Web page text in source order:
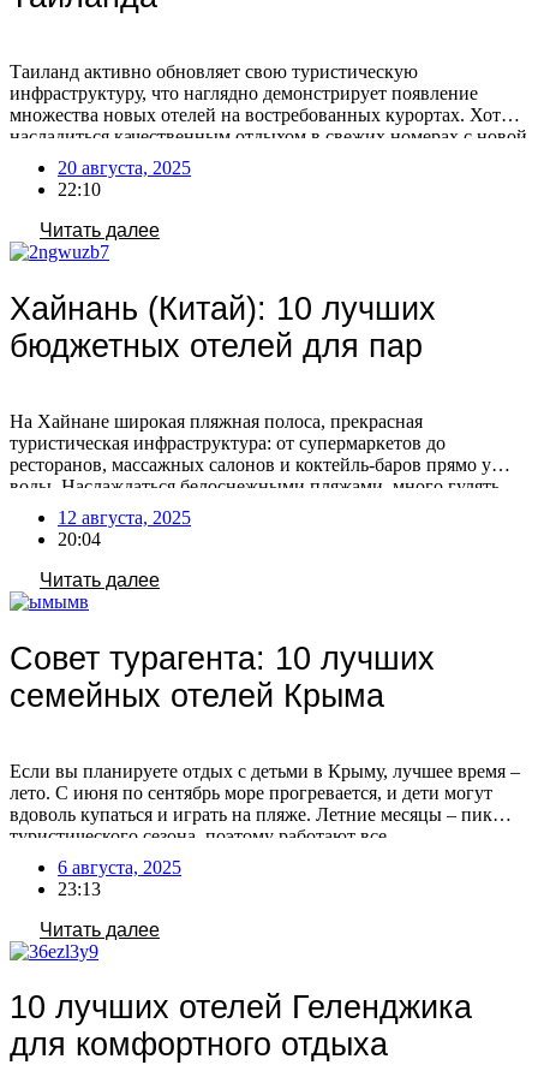
Таиланд активно обновляет свою туристическую
инфраструктуру, что наглядно демонстрирует появление
множества новых отелей на востребованных курортах. Хотите
насладиться качественным отдыхом в свежих номерах с новой
техникой и современными интерьерами по отличной цене?
Предлагаем 10 новых недорогих отелей Таиланда по
отличной цене. Паттайя 1. LHC Hotel & Resort 4* Отель
открыт в 2023 году. Состоит из […]
20 августа, 2025
22:10
Читать далее
Хайнань (Китай): 10 лучших
бюджетных отелей для пар
На Хайнане широкая пляжная полоса, прекрасная
туристическая инфраструктура: от супермаркетов до
ресторанов, массажных салонов и коктейль-баров прямо у
воды. Наслаждаться белоснежными пляжами, много гулять,
есть свежие морепродукты и спелые фрукты со своей второй
половинкой, а вечером устроить романтический ужин. Чем не
рай для двоих? Мы подготовили для вас 10 отличных отелей
для романтического и незабываемого […]
12 августа, 2025
20:04
Читать далее
Совет турагента: 10 лучших
семейных отелей Крыма
Если вы планируете отдых с детьми в Крыму, лучшее время –
лето. С июня по сентябрь море прогревается, и дети могут
вдоволь купаться и играть на пляже. Летние месяцы – пик
туристического сезона, поэтому работают все
развлекательные заведения и инфраструктура. А сентябрьский
«бархатный сезон» особенно привлекателен: меньше
туристов, ниже цены и комфортная погода. Где остановиться
6 августа, 2025
23:13
Читать далее
10 лучших отелей Геленджика
для комфортного отдыха